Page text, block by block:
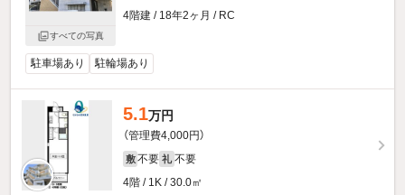
すべての写真
4階建 / 18年2ヶ月 / RC
駐車場あり 駐輪場あり
5.1万円
（管理費4,000円）
敷 不要 礼 不要
4階 / 1K / 30.0㎡